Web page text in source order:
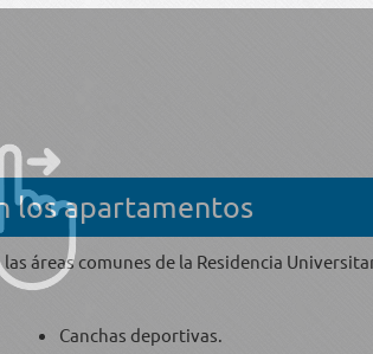
los apartamentos
áreas comunes de la Residencia
Canchas deportivas.